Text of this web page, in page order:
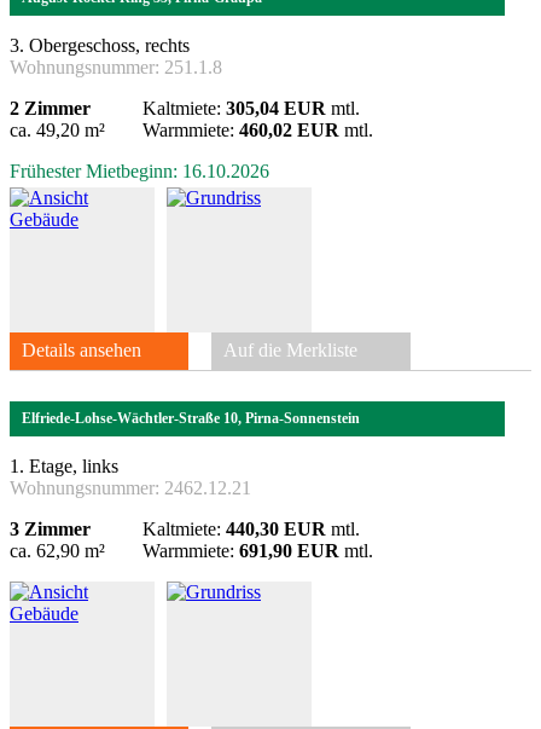
3. Obergeschoss, rechts
Wohnungsnummer: 251.1.8
2 Zimmer
ca. 49,20 m²
Kaltmiete: 305,04 EUR mtl.
Warmmiete: 460,02 EUR mtl.
Frühester Mietbeginn: 16.10.2026
Details ansehen Auf die Merkliste
Elfriede-Lohse-Wächtler-Straße 10, Pirna-Sonnenstein
1. Etage, links
Wohnungsnummer: 2462.12.21
3 Zimmer
ca. 62,90 m²
Kaltmiete: 440,30 EUR mtl.
Warmmiete: 691,90 EUR mtl.